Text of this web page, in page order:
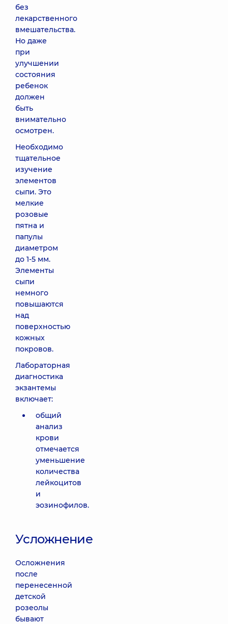
без
лекарственного
вмешательства.
Но даже
при
улучшении
состояния
ребенок
должен
быть
внимательно
осмотрен.
Необходимо
тщательное
изучение
элементов
сыпи. Это
мелкие
розовые
пятна и
папулы
диаметром
до 1-5 мм.
Элементы
сыпи
немного
повышаются
над
поверхностью
кожных
покровов.
Лабораторная
диагностика
экзантемы
включает:
общий
анализ
крови
отмечается
уменьшение
количества
лейкоцитов
и
эозинофилов.
Усложнение
Осложнения
после
перенесенной
детской
розеолы
бывают